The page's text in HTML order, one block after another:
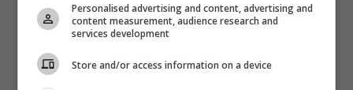
Personalised advertising and content, advertising and
content measurement, audience research and
services development
Store and/or access information on a device